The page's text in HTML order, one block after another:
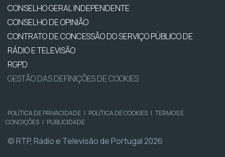
CONSELHO GERAL INDEPENDENTE
CONSELHO DE OPINIÃO
CONTRATO DE CONCESSÃO DO SERVIÇO PÚBLICO DE
RÁDIO E TELEVISÃO
RGPD
GESTÃO DAS DEFINIÇÕES DE COOKIES
POLÍTICA DE PRIVACIDADE | POLÍTICA DE COOKIES | TERMOS E
CONDIÇÕES | PUBLICIDADE
© RTP, Rádio e Televisão de Portugal 2026